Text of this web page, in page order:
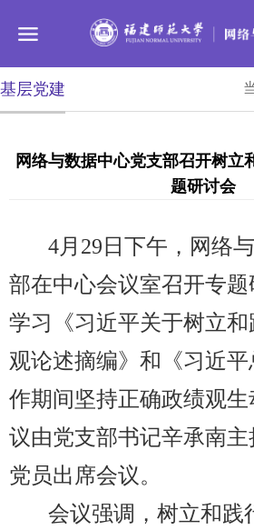
基层党建
网络与数据中心党支部召开树立
题研讨会
4月 29 日下午，网络
部在中心会议室召开专题
学习《习近平关于树立
观论述摘编》和《习近
作期间坚持正确政绩观
议由党支部书记辛承南
党员出席会议。
会议强调，树立和践